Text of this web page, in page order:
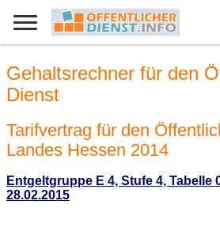
Gehaltsrechner für den
Dienst
Tarifvertrag für den
Landes Hessen 2014
Entgeltgruppe E 4, Stufe 4, Tabelle
28.02.2015